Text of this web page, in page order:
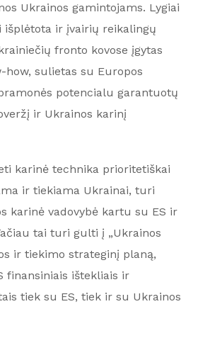
Ukrainos gamintojams. Lygiai
ir įvairių reikalingų
fronto kovose įgytas
how, sulietas su Europos
potencialu garantuotų
ir Ukrainos karinį
karinė technika prioritetiškai
ir tiekiama Ukrainai, turi
karinė vadovybė kartu su ES ir
tai turi gulti į „Ukrainos
ir tiekimo strateginį planą,
finansiniais ištekliais ir
tiek su ES, tiek ir su Ukrainos